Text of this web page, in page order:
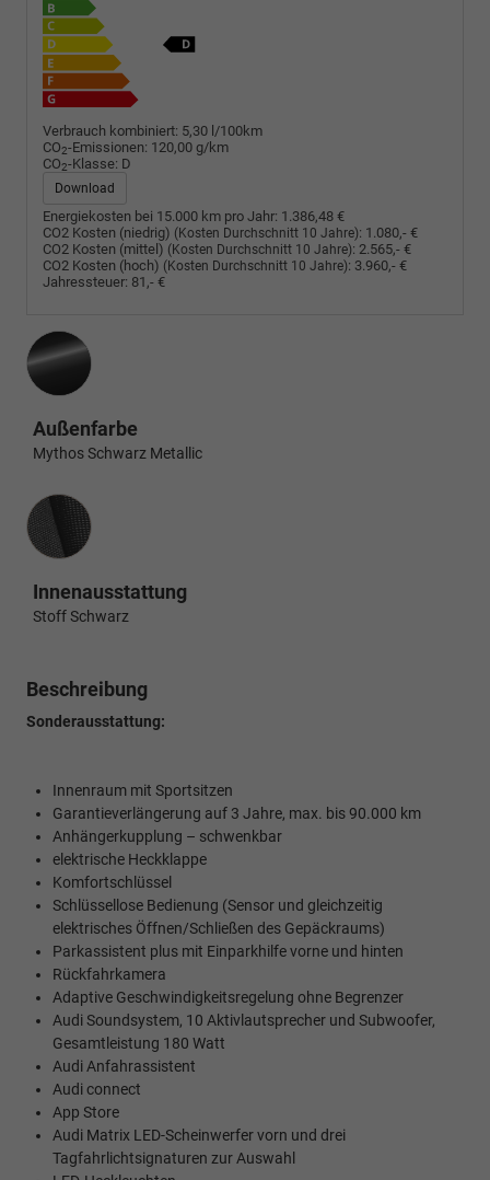
Verbrauch kombiniert: 5,30 l/100km
CO2-Emissionen: 120,00 g/km
CO2-Klasse: D
Download
Energiekosten bei 15.000 km pro Jahr: 1.386,48 €
CO2 Kosten (niedrig) (Kosten Durchschnitt 10 Jahre): 1.080,- €
CO2 Kosten (mittel) (Kosten Durchschnitt 10 Jahre): 2.565,- €
CO2 Kosten (hoch) (Kosten Durchschnitt 10 Jahre): 3.960,- €
Jahressteuer: 81,- €
Außenfarbe
Mythos Schwarz Metallic
Innenausstattung
Innenausstattung
Stoff Schwarz
Beschreibung
Sonderausstattung:
Innenraum mit Sportsitzen
Garantieverlängerung auf 3 Jahre, max. bis 90.000 km
Anhängerkupplung – schwenkbar
elektrische Heckklappe
Komfortschlüssel
Schlüssellose Bedienung (Sensor und gleichzeitig
elektrisches Öffnen/Schließen des Gepäckraums)
Parkassistent plus mit Einparkhilfe vorne und hinten
Rückfahrkamera
Adaptive Geschwindigkeitsregelung ohne Begrenzer
Audi Soundsystem, 10 Aktivlautsprecher und Subwoofer,
Gesamtleistung 180 Watt
Audi Anfahrassistent
Audi connect
App Store
Audi Matrix LED-Scheinwerfer vorn und drei
Tagfahrlichtsignaturen zur Auswahl